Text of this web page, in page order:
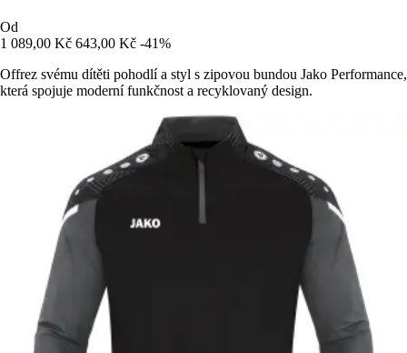
Od
1 089,00 Kč 643,00 Kč -41%
Offrez svému dítěti pohodlí a styl s zipovou bundou Jako Performance,
která spojuje moderní funkčnost a recyklovaný design.